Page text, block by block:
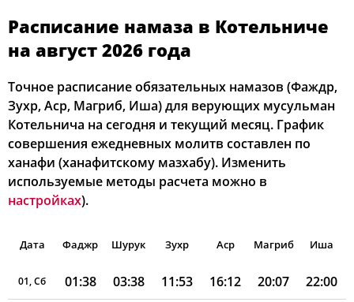
Расписание намаза в Котельниче
на август 2026 года
Точное расписание обязательных намазов (Фаждр,
Зухр, Аср, Магриб, Иша) для верующих мусульман
Котельнича на сегодня и текущий месяц. График
совершения ежедневных молитв составлен по
ханафи (ханафитскому мазхабу). Изменить
используемые методы расчета можно в
настройках).
Дата Фаджр Шурук Зухр Аср Магриб Иша
01, Сб 01:38 03:38 11:53 16:12 20:07 22:00